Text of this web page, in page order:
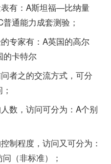
有：A斯坦福—比纳量
通能力成套测验；
专家有：A英国的高尔
的卡特尔
者之的交流方式，可分
，访问可分为：A个别
程度，访问又可分为：
（非标准）；